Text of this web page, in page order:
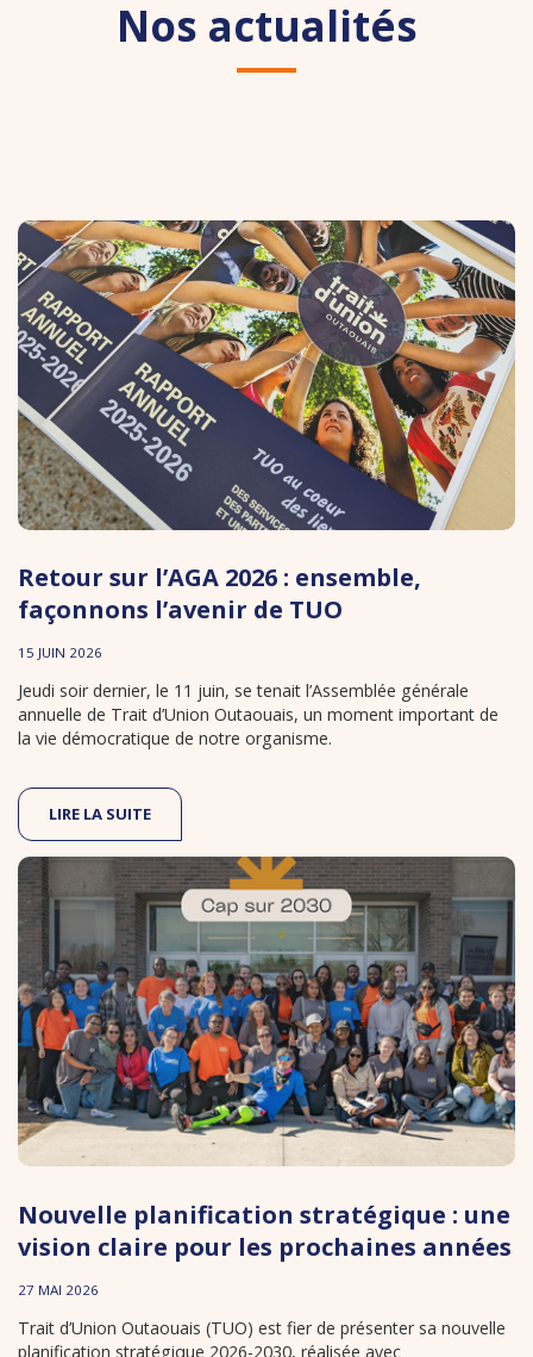
Nos actualités
Retour sur l’AGA 2026 : ensemble,
façonnons l’avenir de TUO
15 JUIN 2026
Jeudi soir dernier, le 11 juin, se tenait l’Assemblée générale
annuelle de Trait d’Union Outaouais, un moment important de
la vie démocratique de notre organisme.
LIRE LA SUITE
Nouvelle planification stratégique : une
vision claire pour les prochaines années
27 MAI 2026
Trait d’Union Outaouais (TUO) est fier de présenter sa nouvelle
planification stratégique 2026-2030, réalisée avec